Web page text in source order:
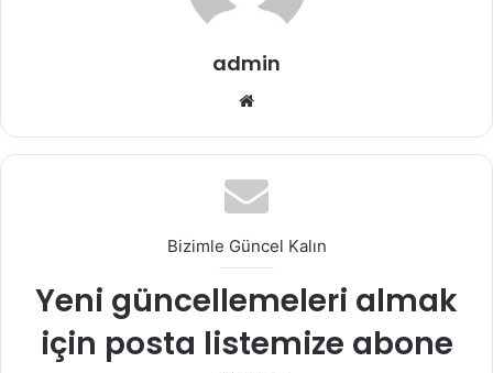
admin
Bizimle Güncel Kalın
Yeni güncellemeleri almak
için posta listemize abone